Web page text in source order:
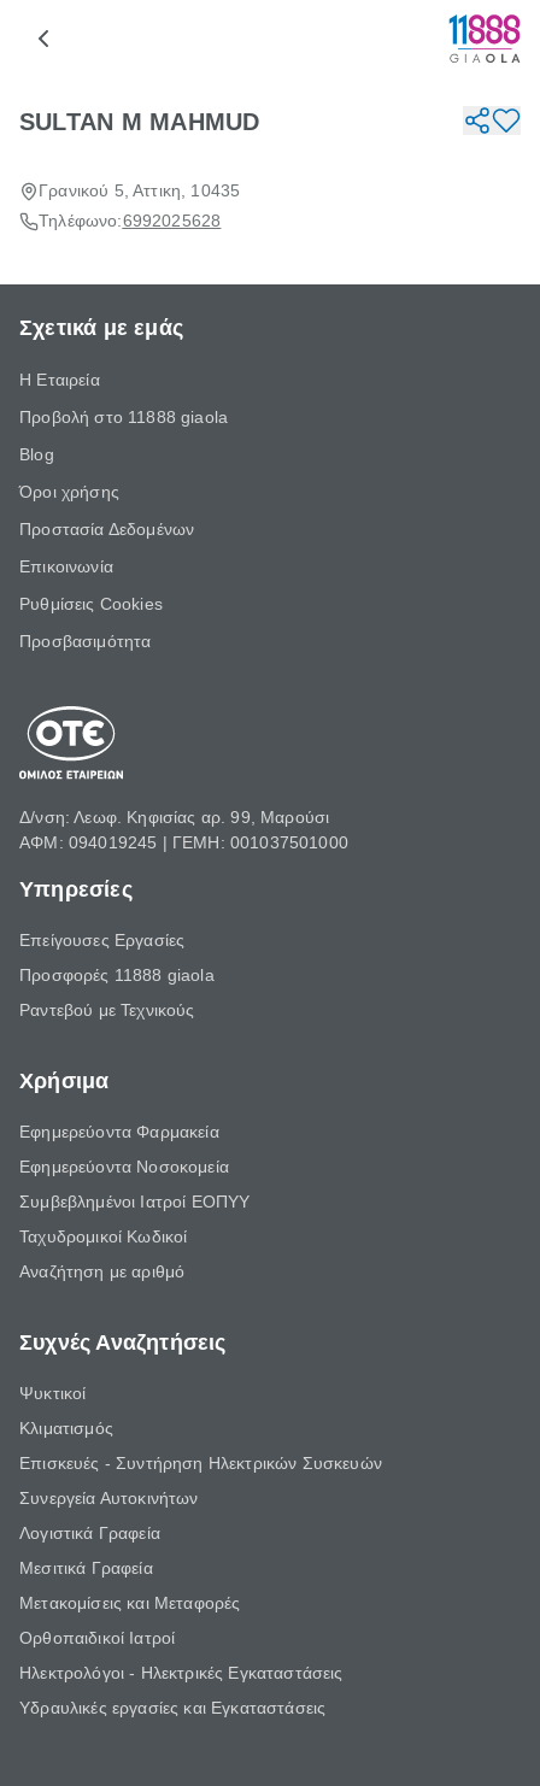
SULTAN M MAHMUD
Γρανικού 5, Αττικη, 10435
Τηλέφωνο:6992025628
Σχετικά με εμάς
Η Εταιρεία
Προβολή στο 11888 giaola
Blog
Όροι χρήσης
Προστασία Δεδομένων
Επικοινωνία
Ρυθμίσεις Cookies
Προσβασιμότητα
Δ/νση: Λεωφ. Κηφισίας αρ. 99, Μαρούσι
ΑΦΜ: 094019245 | ΓΕΜΗ: 001037501000
Υπηρεσίες
Επείγουσες Εργασίες
Προσφορές 11888 giaola
Ραντεβού με Τεχνικούς
Χρήσιμα
Εφημερεύοντα Φαρμακεία
Εφημερεύοντα Νοσοκομεία
Συμβεβλημένοι Ιατροί ΕΟΠΥΥ
Ταχυδρομικοί Κωδικοί
Αναζήτηση με αριθμό
Συχνές Αναζητήσεις
Ψυκτικοί
Κλιματισμός
Επισκευές - Συντήρηση Ηλεκτρικών Συσκευών
Συνεργεία Αυτοκινήτων
Λογιστικά Γραφεία
Μεσιτικά Γραφεία
Μετακομίσεις και Μεταφορές
Ορθοπαιδικοί Ιατροί
Ηλεκτρολόγοι - Ηλεκτρικές Εγκαταστάσεις
Υδραυλικές εργασίες και Εγκαταστάσεις